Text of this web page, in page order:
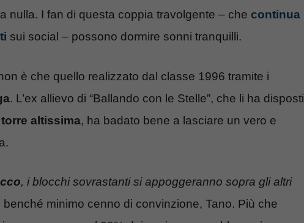
nulla. I fan di questa coppia travolgente – che continua
sui social – possono dormire sonni tranquilli.
è che quello realizzato dal classe 1996 tramite i
. L’ex allievo di “Ballando con le Stelle”, che li ha disposti
torre altissima, ha badato bene a lasciare un vero e
, i blocchi sovrastanti si appoggeranno sopra gli altri
benché minimo cenno di convinzione, Tano. Più che